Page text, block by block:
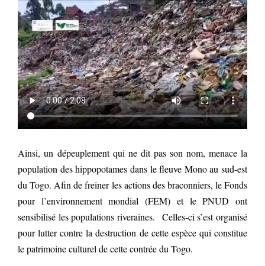
Ainsi, un dépeuplement qui ne dit pas son nom, menace la
population des hippopotames dans le fleuve Mono au sud-est
du Togo. Afin de freiner les actions des braconniers, le Fonds
pour l’environnement mondial (FEM) et le PNUD ont
sensibilisé les populations riveraines. Celles-ci s’est organisé
pour lutter contre la destruction de cette espèce qui constitue
le patrimoine culturel de cette contrée du Togo.